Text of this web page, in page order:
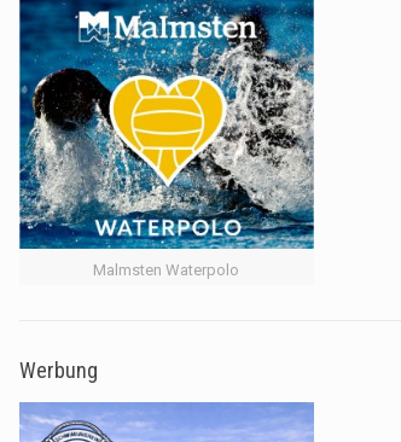
Malmsten Waterpolo
Werbung